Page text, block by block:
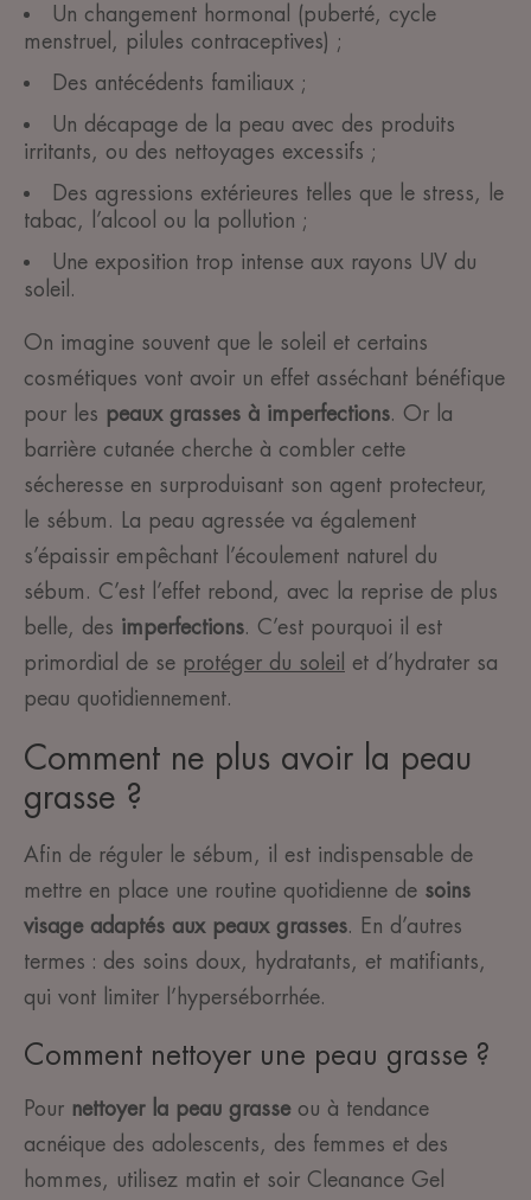
Un changement hormonal (puberté, cycle
menstruel, pilules contraceptives) ;
Des antécédents familiaux ;
Un décapage de la peau avec des produits
irritants, ou des nettoyages excessifs ;
Des agressions extérieures telles que le stress, le
tabac, l’alcool ou la pollution ;
Une exposition trop intense aux rayons UV du
soleil.
On imagine souvent que le soleil et certains
cosmétiques vont avoir un effet asséchant bénéfique
pour les peaux grasses à imperfections. Or la
barrière cutanée cherche à combler cette
sécheresse en surproduisant son agent protecteur,
le sébum. La peau agressée va également
s’épaissir empêchant l’écoulement naturel du
sébum. C’est l’effet rebond, avec la reprise de plus
belle, des imperfections. C’est pourquoi il est
primordial de se protéger du soleil
et d’hydrater sa
peau quotidiennement.
Comment ne plus avoir la peau
grasse ?
Afin de réguler le sébum, il est indispensable de
mettre en place une routine quotidienne de soins
visage adaptés aux peaux grasses. En d’autres
termes : des soins doux, hydratants, et matifiants,
qui vont limiter l’hyperséborrhée.
Comment nettoyer une peau grasse ?
Pour nettoyer la peau grasseou à tendance
acnéique des adolescents, des femmes et des
hommes, utilisez matin et soir Cleanance Gel